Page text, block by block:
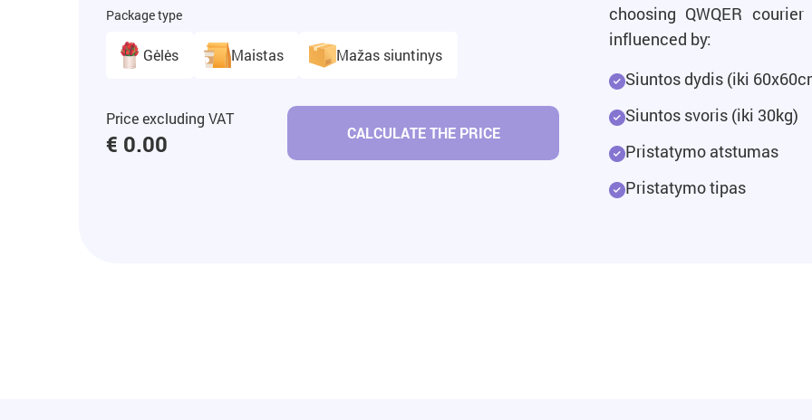
Package type
Gėlės Maistas Mažas siuntinys
Price excluding VAT
€ 0.00 CALCULATE THE PRICE
choosing QWQER
influenced by:
Siuntos dydis (iki
Siuntos svoris (iki 30kg)
Pristatymo atstumas
Pristatymo tipas